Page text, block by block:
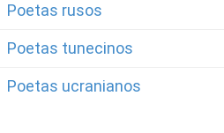
Poetas rusos
Poetas tunecinos
Poetas ucranianos